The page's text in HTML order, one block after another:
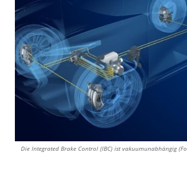
Die Integrated Brake Control (IBC) ist vakuumunabhängig